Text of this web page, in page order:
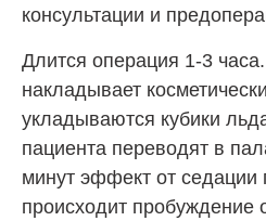
консультации и
Длится операция 1-3
накладывает
укладываются кубики
пациента переводят в
минут эффект от седации
происходит пробуждение